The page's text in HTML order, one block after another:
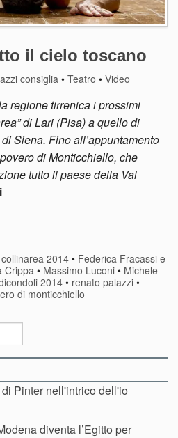
il cielo toscano
consiglia •Teatro •Video
regione tirrenica i prossimi
di Lari (Pisa) a quello di
Siena. Fino all’appuntamento
di Monticchiello, che
tutto il paese della Val
collinarea 2014 • Federica Fracassi e
Crippa• Massimo Luconi • Michele
2014 • renato palazzi •
di monticchiello
Pinter nell'intrico dell'io
diventa l’Egitto per